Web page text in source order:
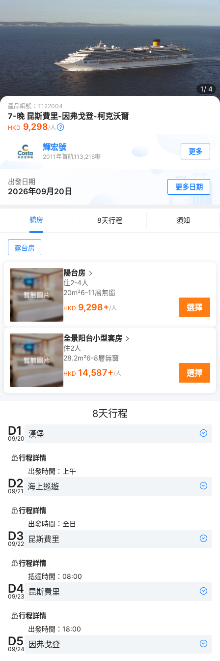
1/ 4
產品編號： T122004
7-晚 昆斯費里-因弗戈登-柯克沃爾
HKD 9,298/人
輝宏號
2011年首航113,216噸
更多
出發日期
2026年09月20日 更多日期
艙房 8天行程 須知
露台房
陽台房
住2-4人
20m²6-11層無窗
HKD 9,298+/人 選擇
全景阳台小型套房
住2人
28.2m²6-8層無窗
HKD 14,587+/人 選擇
8天行程
D1
09/20 漢堡
行程詳情
出發時間 ： 上午
D2
09/21 海上巡遊
行程詳情
出發時間 ： 全日
D3
09/22 昆斯費里
行程詳情
抵達時間 ： 08:00
D4
09/23 昆斯費里
行程詳情
出發時間 ： 18:00
D5
09/24 因弗戈登